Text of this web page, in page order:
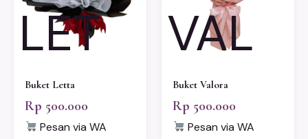
LET
Buket Letta
Rp 500.000
Pesan via WA
VAL
Buket Valora
Rp 500.000
Pesan via WA